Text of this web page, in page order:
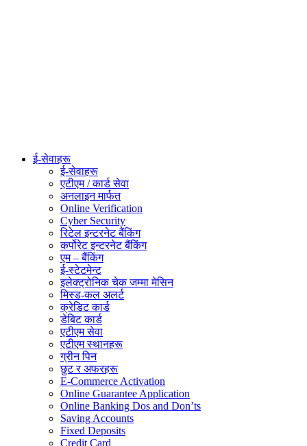
ई-सेवाहरू
ई-सेवाहरू
एटीएम / कार्ड सेवा
अनलाइन मार्फत
Online Verification
Cyber Security
रिटेल इन्टरनेट बैंकिंग
कर्पोरेट इन्टरनेट बैंकिंग
एम – बैंकिंग
ई-स्टेटमेन्ट
इलेक्ट्रोनिक चेक जम्मा मेसिन
मिस्ड-कल अलर्ट
क्रेडिट कार्ड
डेबिट कार्ड
एटीएम सेवा
एटीएम स्थानहरू
ग्रीन पिन
छुट र अफरहरू
E-Commerce Activation
Online Guarantee Application
Online Banking Dos and Don’ts
Saving Accounts
Fixed Deposits
Credit Card